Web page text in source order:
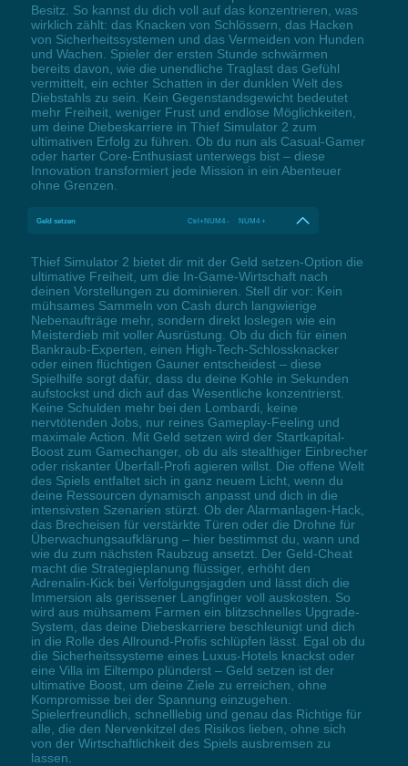
Besitz. So kannst du dich voll auf das konzentrieren, was
wirklich zählt: das Knacken von Schlössern, das Hacken
von Sicherheitssystemen und das Vermeiden von Hunden
und Wachen. Spieler der ersten Stunde schwärmen
bereits davon, wie die unendliche Traglast das Gefühl
vermittelt, ein echter Schatten in der dunklen Welt des
Diebstahls zu sein. Kein Gegenstandsgewicht bedeutet
mehr Freiheit, weniger Frust und endlose Möglichkeiten,
um deine Diebeskarriere in Thief Simulator 2 zum
ultimativen Erfolg zu führen. Ob du nun als Casual-Gamer
oder harter Core-Enthusiast unterwegs bist – diese
Innovation transformiert jede Mission in ein Abenteuer
ohne Grenzen.
Geld setzen Ctrl+NUM4 - NUM4 +
Thief Simulator 2 bietet dir mit der Geld setzen-Option die
ultimative Freiheit, um die In-Game-Wirtschaft nach
deinen Vorstellungen zu dominieren. Stell dir vor: Kein
mühsames Sammeln von Cash durch langwierige
Nebenaufträge mehr, sondern direkt loslegen wie ein
Meisterdieb mit voller Ausrüstung. Ob du dich für einen
Bankraub-Experten, einen High-Tech-Schlossknacker
oder einen flüchtigen Gauner entscheidest – diese
Spielhilfe sorgt dafür, dass du deine Kohle in Sekunden
aufstockst und dich auf das Wesentliche konzentrierst.
Keine Schulden mehr bei den Lombardi, keine
nervtötenden Jobs, nur reines Gameplay-Feeling und
maximale Action. Mit Geld setzen wird der Startkapital-
Boost zum Gamechanger, ob du als stealthiger Einbrecher
oder riskanter Überfall-Profi agieren willst. Die offene Welt
des Spiels entfaltet sich in ganz neuem Licht, wenn du
deine Ressourcen dynamisch anpasst und dich in die
intensivsten Szenarien stürzt. Ob der Alarmanlagen-Hack,
das Brecheisen für verstärkte Türen oder die Drohne für
Überwachungsaufklärung – hier bestimmst du, wann und
wie du zum nächsten Raubzug ansetzt. Der Geld-Cheat
macht die Strategieplanung flüssiger, erhöht den
Adrenalin-Kick bei Verfolgungsjagden und lässt dich die
Immersion als gerissener Langfinger voll auskosten. So
wird aus mühsamem Farmen ein blitzschnelles Upgrade-
System, das deine Diebeskarriere beschleunigt und dich
in die Rolle des Allround-Profis schlüpfen lässt. Egal ob du
die Sicherheitssysteme eines Luxus-Hotels knackst oder
eine Villa im Eiltempo plünderst – Geld setzen ist der
ultimative Boost, um deine Ziele zu erreichen, ohne
Kompromisse bei der Spannung einzugehen.
Spielerfreundlich, schnelllebig und genau das Richtige für
alle, die den Nervenkitzel des Risikos lieben, ohne sich
von der Wirtschaftlichkeit des Spiels ausbremsen zu
lassen.